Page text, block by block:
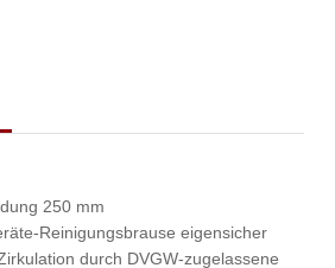
250 mm
Reinigungsbrause eigensicher
durch DVGW-zugelassene